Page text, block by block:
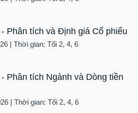
Phân tích và Định giá Cổ phiếu
| Thời gian: Tối 2, 4, 6
Phân tích Ngành và Dòng tiền
| Thời gian: Tối 2, 4, 6